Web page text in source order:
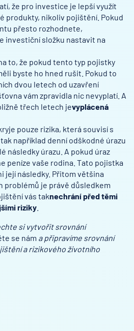
že pro investice je lepší využít
produkty, nikoliv pojištění. Pokud
přesto rozhodnete,
investiční složku nastavit na
to, že pokud tento typ pojistky
byste ho hned rušit. Pokud to
dvou letech od uzavření
vám zpravidla nic nevyplatí. A
třech letech jevyplácená
pouze rizika, která souvisí s
například denní odškodné úrazu
následky úrazu. A pokud úraz
peníze vaše rodina. Tato pojistka
její následky. Přitom většina
problémů je právě důsledkem
vás taknechrání před těmi
riziky
si vytvořit srovnání
se nám a připravíme srovnání
a rizikového životního